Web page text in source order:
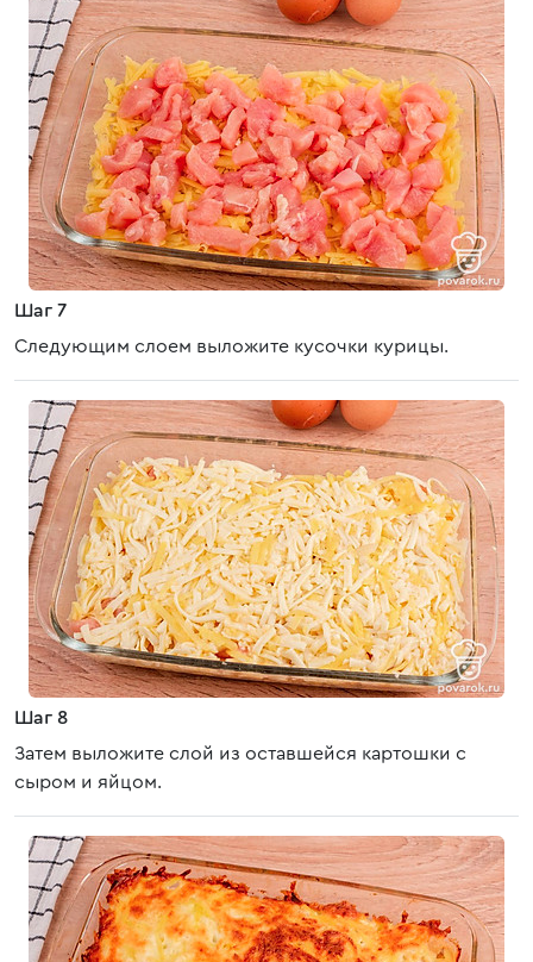
Шаг 7
Следующим слоем выложите кусочки курицы.
Шаг 8
Затем выложите слой из оставшейся картошки с
сыром и яйцом.